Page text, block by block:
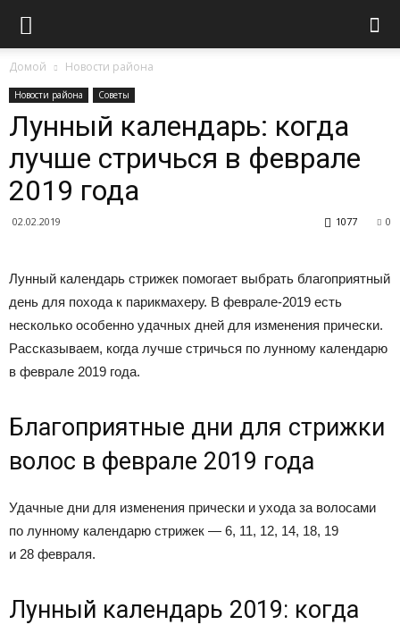
Домой Новости района
Новости района Советы
Лунный календарь: когда
лучше стричься в феврале
2019 года
02.02.2019 0
1077
Лунный календарь стрижек помогает выбрать благоприятный
день для похода к парикмахеру. В феврале-2019 есть
несколько особенно удачных дней для изменения прически.
Рассказываем, когда лучше стричься по лунному календарю
в феврале 2019 года.
Благоприятные дни для стрижки
волос в феврале 2019 года
Удачные дни для изменения прически и ухода за волосами
по лунному календарю стрижек — 6, 11, 12, 14, 18, 19
и 28 февраля.
Лунный календарь 2019: когда